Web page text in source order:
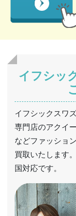
イフシッ
イフシックスワ
専門店のアクイ
などファッショ
買取いたします
国対応です。